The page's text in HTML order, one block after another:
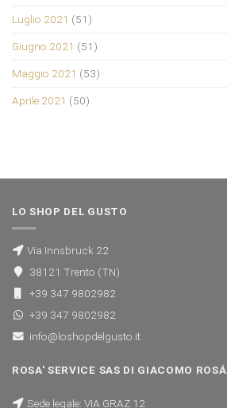
Luglio 2021 (51)
Giugno 2021 (51)
Maggio 2021 (53)
Aprile 2021 (50)
LO SHOP DEL GUSTO
Via Innsbruck 22
38121 Trento (TN)
+39 347 9802982
+39 347 9802982
info@loshopdelgusto.it
ROSA' SERVICE SAS DI GIACOMO ROSÁ
Sede legale: VIA GRAZ 12